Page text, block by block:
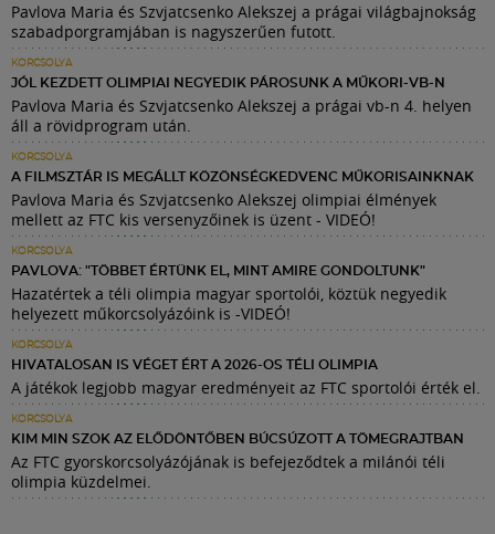
Pavlova Maria és Szvjatcsenko Alekszej a prágai világbajnokság
szabadporgramjában is nagyszerűen futott.
KORCSOLYA
JÓL KEZDETT OLIMPIAI NEGYEDIK PÁROSUNK A MŰKORI-VB-N
Pavlova Maria és Szvjatcsenko Alekszej a prágai vb-n 4. helyen
áll a rövidprogram után.
KORCSOLYA
A FILMSZTÁR IS MEGÁLLT KÖZÖNSÉGKEDVENC MŰKORISAINKNAK
Pavlova Maria és Szvjatcsenko Alekszej olimpiai élmények
mellett az FTC kis versenyzőinek is üzent - VIDEÓ!
KORCSOLYA
PAVLOVA: "TÖBBET ÉRTÜNK EL, MINT AMIRE GONDOLTUNK"
Hazatértek a téli olimpia magyar sportolói, köztük negyedik
helyezett műkorcsolyázóink is -VIDEÓ!
KORCSOLYA
HIVATALOSAN IS VÉGET ÉRT A 2026-OS TÉLI OLIMPIA
A játékok legjobb magyar eredményeit az FTC sportolói érték el.
KORCSOLYA
KIM MIN SZOK AZ ELŐDÖNTŐBEN BÚCSÚZOTT A TÖMEGRAJTBAN
Az FTC gyorskorcsolyázójának is befejeződtek a milánói téli
olimpia küzdelmei.